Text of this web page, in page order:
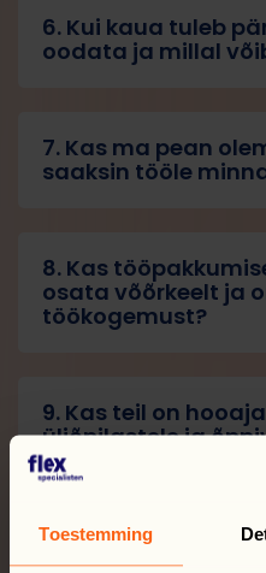
Toestemming
6. Kui kaua tuleb
oodata ja millal
7. Kas ma pean
saaksin tööle
8. Kas
osata võõrkeelt ja
töökogemust?
9. Kas teil on
üliõpilastele ja
10. Millistel
ekskursioonid?